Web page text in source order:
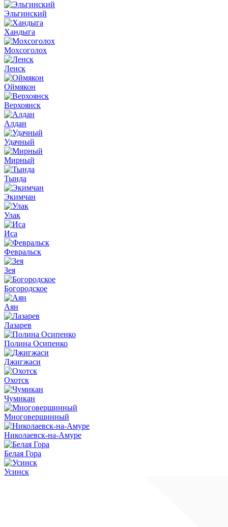
Эльгинский
Хандыга
Мохсоголох
Ленск
Оймякон
Верхоянск
Алдан
Удачный
Мирный
Тында
Экимчан
Улак
Иса
Февральск
Зея
Богородское
Аян
Лазарев
Полина Осипенко
Джигжаси
Охотск
Чумикан
Многовершинный
Николаевск-на-Амуре
Белая Гора
Усинск